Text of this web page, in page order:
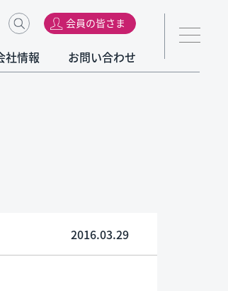
会員の皆さま
社情報 お問い合わせ
2016.03.29